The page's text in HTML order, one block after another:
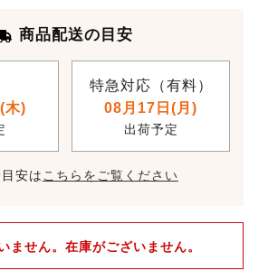
商品配送の目安
木)
特急対応（有料）
08月17日(月)
出荷予定
安はこちらをご覧ください
ません。在庫がございません。